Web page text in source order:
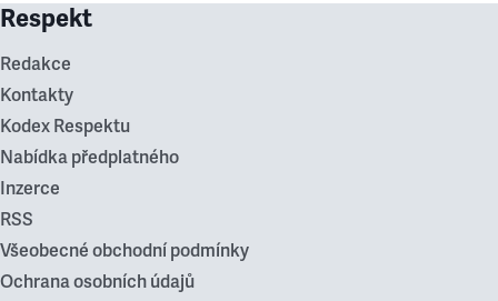
Respekt
Redakce
Kontakty
Kodex Respektu
Nabídka předplatného
Inzerce
RSS
Všeobecné obchodní podmínky
Ochrana osobních údajů